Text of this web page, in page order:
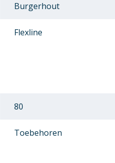
Burgerhout
Flexline
80
Toebehoren